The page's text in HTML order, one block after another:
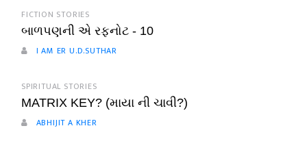
FICTION STORIES
બાળપણની એ રફનોટ - 10
I AM ER U.D.SUTHAR
SPIRITUAL STORIES
MATRIX KEY? (માયા ની ચાવી?)
ABHIJIT A KHER